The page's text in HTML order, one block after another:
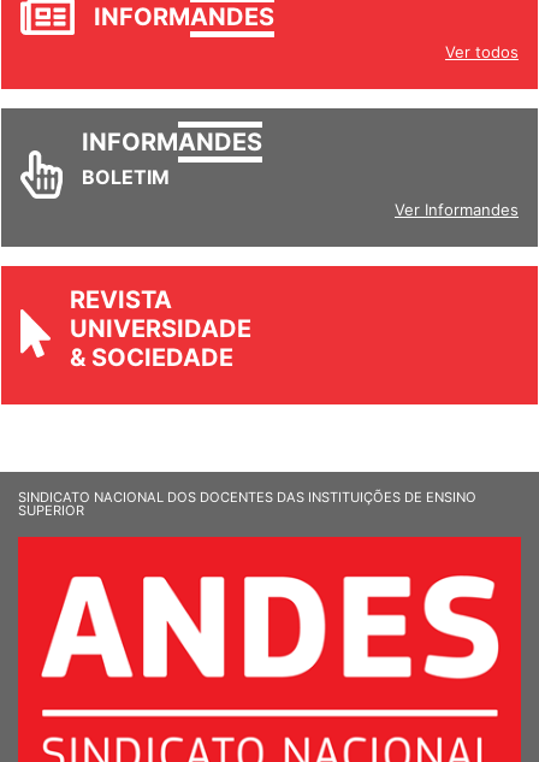
INFORMANDES
Ver todos
INFORMANDES
BOLETIM
Ver Informandes
REVISTA
UNIVERSIDADE
& SOCIEDADE
SINDICATO NACIONAL DOS DOCENTES DAS INSTITUIÇÕES DE ENSINO
SUPERIOR